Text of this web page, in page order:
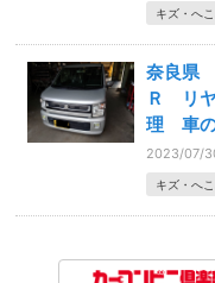
キズ・へこ
奈良県
Ｒ リ
理 車
2023/07/
キズ・へこ